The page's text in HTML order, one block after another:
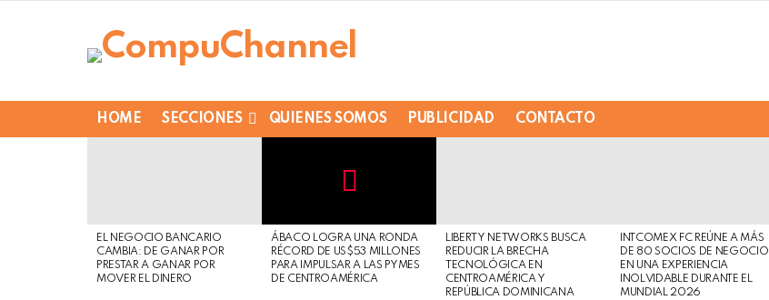
HOME SECCIONES QUIENES SOMOS PUBLICIDAD CONTACTO
EL NEGOCIO BANCARIO
CAMBIA: DE GANAR POR
PRESTAR A GANAR POR
MOVER EL DINERO
Safe
For
Work
view
this
post
ÁBACO LOGRA UNA RONDA
RÉCORD DE US$53 MILLONES
PARA IMPULSAR A LAS PYMES
DE CENTROAMÉRICA
LIBERTY NETWORKS BUSCA
REDUCIR LA BRECHA
TECNOLÓGICA EN
CENTROAMÉRICA Y
REPÚBLICA DOMINICANA
INTCOMEX FC REÚNE A MÁS
DE 80 SOCIOS DE NEGOCIO
EN UNA EXPERIENCIA
INOLVIDABLE DURANTE EL
MUNDIAL 2026